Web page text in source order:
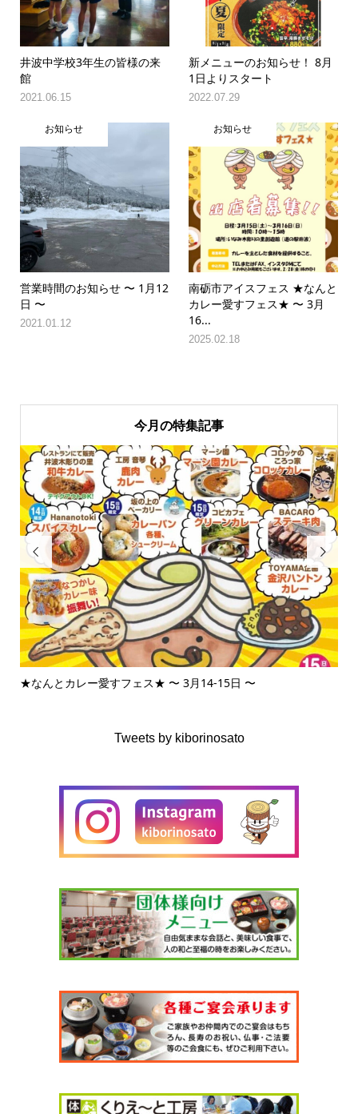
井波中学校3年生の皆様の来
館
2021.06.15
新メニューのお知らせ！ 8月
1日よりスタート
2022.07.29
お知らせ
営業時間のお知らせ 〜 1月12
日 〜
2021.01.12
お知らせ
南砺市アイスフェス ★なんと
カレー愛すフェス★ 〜 3月
16...
2025.02.18
今月の特集記事

★なんとカレー愛すフェス★ 〜 3月14-15日 〜

Tweets by kiborinosato